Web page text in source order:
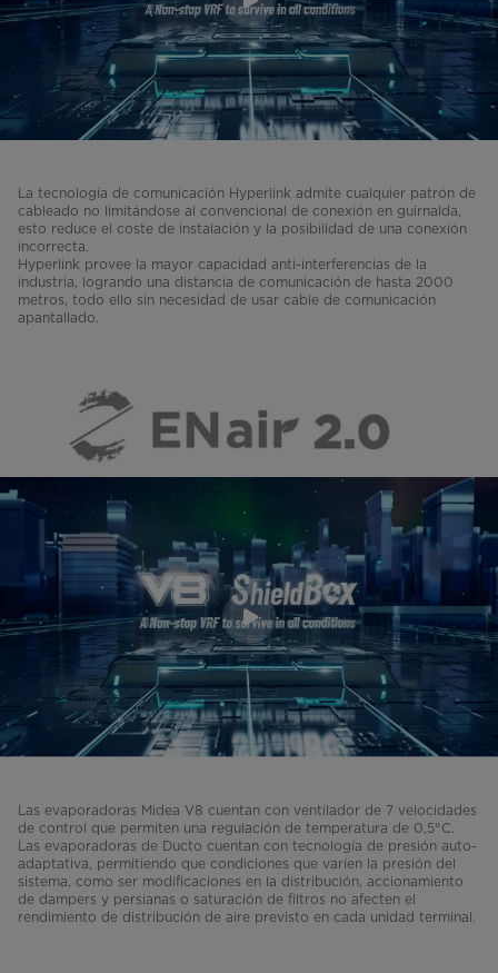
La tecnología de comunicación Hyperlink admite cualquier patrón de
cableado no limitándose al convencional de conexión en guirnalda,
esto reduce el coste de instalación y la posibilidad de una conexión
incorrecta.
Hyperlink provee la mayor capacidad anti-interferencias de la
industria, logrando una distancia de comunicación de hasta 2000
metros, todo ello sin necesidad de usar cable de comunicación
apantallado.
Las evaporadoras Midea V8 cuentan con ventilador de 7 velocidades
de control que permiten una regulación de temperatura de 0,5°C.
Las evaporadoras de Ducto cuentan con tecnología de presión auto-
adaptativa, permitiendo que condiciones que varíen la presión del
sistema, como ser modificaciones en la distribución, accionamiento
de dampers y persianas o saturación de filtros no afecten el
rendimiento de distribución de aire previsto en cada unidad terminal.